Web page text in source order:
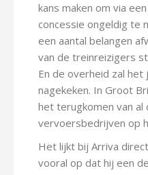
kans maken om via
concessie ongeldig te
een aantal belangen
van de treinreizigers
En de overheid zal het
nagekeken. In Groot
het terugkomen van al
vervoersbedrijven op
Het lijkt bij Arriva
vooral op dat hij een